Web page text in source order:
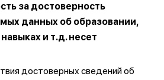
за достоверность
данных об образовании,
и т.д. несет
достоверных сведений об